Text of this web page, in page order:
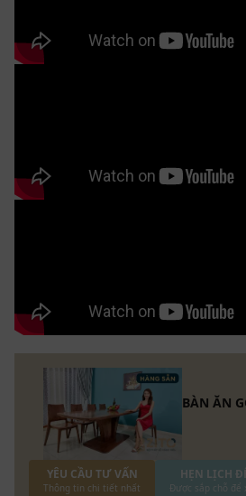
Bàn ăn gỗ óc chó ZBA 612 mang lại
trải nghiệm hưởng thụ trọn vẹn
nhà phố. Hay những gia đình có
thường xuyên có bạn bè ghé
BÀN ĂN
YÊU CẦU TƯ VẤN
Thông tin chi tiết nhất
HẸN LỊCH
Được sắp chỗ để